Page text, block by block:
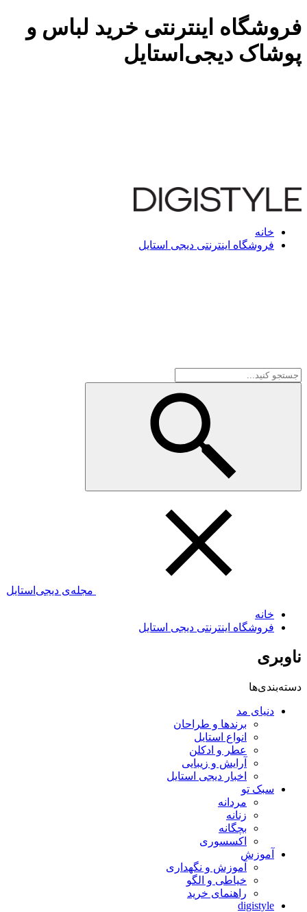
فروشگاه اینترنتی خرید لباس و
پوشاک دیجی‌استایل
خانه
فروشگاه اینترنتی دیجی استایل
مجله‌ی دیجی‌استایل
خانه
فروشگاه اینترنتی دیجی استایل
ناوبری
دسته‌بندی‌ها
دنیای مد
برندها و طراحان
انواع استایل
عطر و ادکلن
آرایش و زیبایی
اخبار دیجی استایل
سبک تو
مردانه
زنانه
بچگانه
اکسسوری
آموزش
آموزش و نگهداری
خیاطی و الگو
راهنمای خرید
digistyle